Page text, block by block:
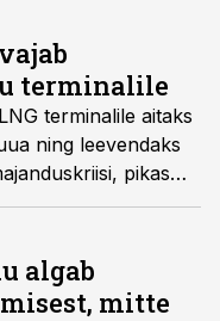
terminalile
terminalile aitaks
ning leevendaks
pikas
tööstusettevõtete
algab
mitte